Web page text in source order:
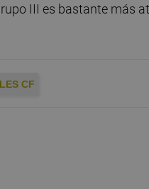
III es bastante más
CF